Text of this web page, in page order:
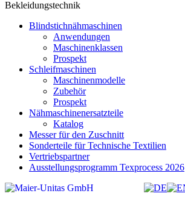
Bekleidungstechnik
Blindstichnähmaschinen
Anwendungen
Maschinenklassen
Prospekt
Schleifmaschinen
Maschinenmodelle
Zubehör
Prospekt
Nähmaschinenersatzteile
Katalog
Messer für den Zuschnitt
Sonderteile für Technische Textilien
Vertriebspartner
Ausstellungsprogramm Texprocess 2026